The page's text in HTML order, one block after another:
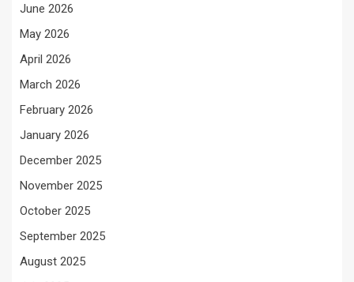
June 2026
May 2026
April 2026
March 2026
February 2026
January 2026
December 2025
November 2025
October 2025
September 2025
August 2025